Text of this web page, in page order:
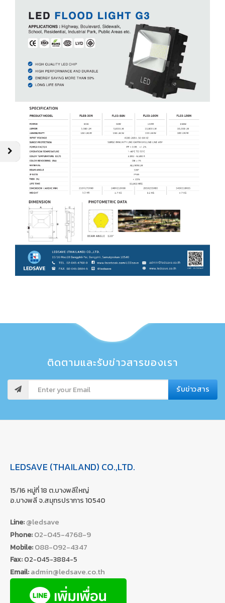
ติดตามและรับข่าวสารของเรา
รับข่าวสาร
LEDSAVE (THAILAND) CO.,LTD.
15/16 หมู่ที่ 18 ต.บางพลีใหญ่
อ.บางพลี จ.สมุทรปราการ 10540
Line:@ledsave
Phone:02-045-4768-9
Mobile:088-092-4347
Fax:02-045-3884-5
Email:admin@ledsave.co.th